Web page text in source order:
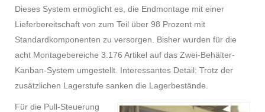
Dieses System ermöglicht es, die Endmontage mit einer
Lieferbereitschaft von zum Teil über 98 Prozent mit
Standardkomponenten zu versorgen. Bisher wurden für die
acht Montagebereiche 3.176 Artikel auf das Zwei-Behälter-
Kanban-System umgestellt. Interessantes Detail: Trotz der
zusätzlichen Lagerstufe sanken die Lagerbestände.
Für die Pull-Steuerung